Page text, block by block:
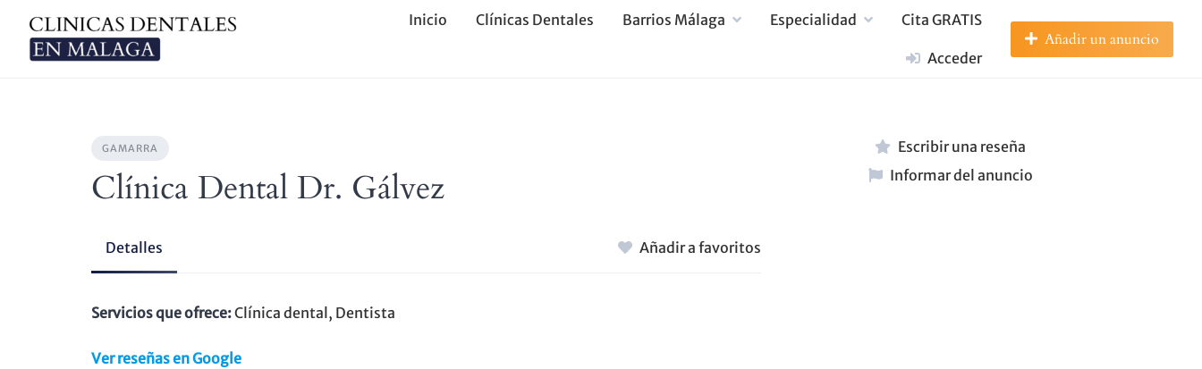
content
Inicio Clínicas Dentales Barrios Málaga Especialidad Cita GRATIS
Acceder
Añadir un anuncio
GAMARRA
Clínica Dental Dr. Gálvez
Detalles Añadir a favoritos
Servicios que ofrece:Clínica dental, Dentista
Ver reseñas en Google
Escribir una reseña
Informar del anuncio